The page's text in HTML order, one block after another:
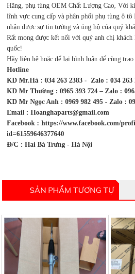
Hãy liên hệ hoặc để lại bình luận để cùng
Hotline
KD Mr.Hà : 034 263 2383 - Zalo : 034 263
KD Mr Thường : 0965 393 724 – Zalo :
KD Mr Ngọc Anh : 0969 982 495 - Zalo :
Email : Hoanghaparts@gmail.com
Facebook : https://www.facebook.com/
id=61559646377640
Đ/C : Hai Bà Trưng - Hà Nội
SẢN PHẨM TƯƠNG TỰ